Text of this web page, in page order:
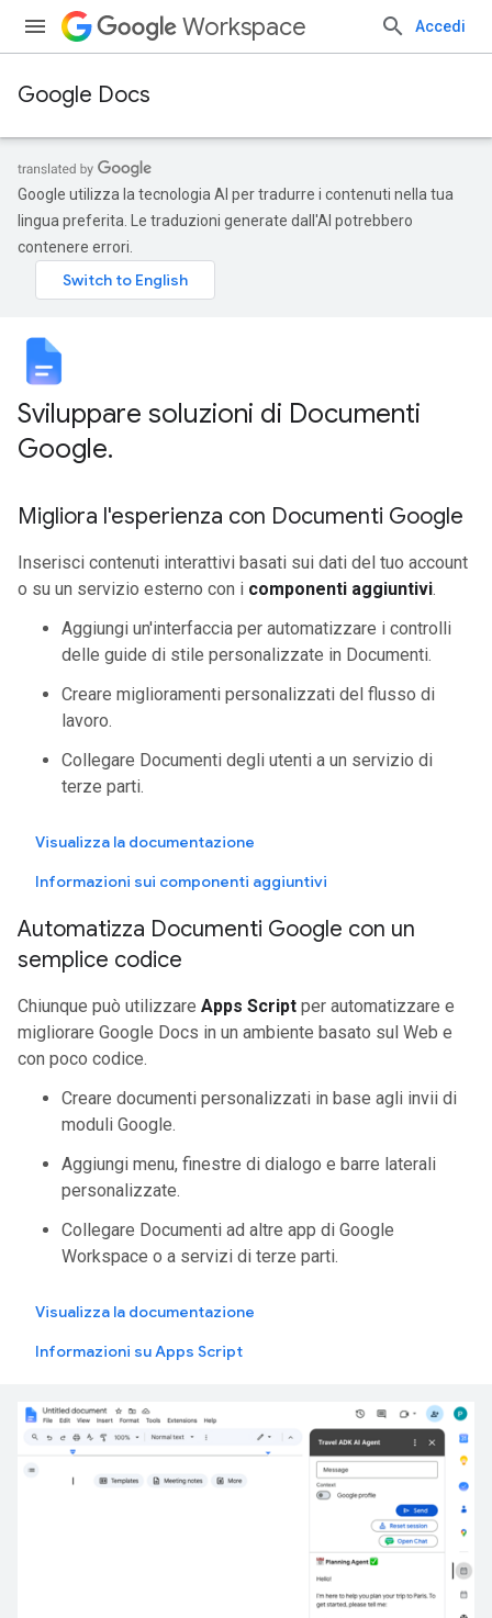
Workspace Accedi
Google Docs
Google utilizza la tecnologia AI per tradurre i contenuti nella tua
lingua preferita. Le traduzioni generate dall'AI potrebbero
contenere errori.
Sviluppare soluzioni di Documenti
Google.
Migliora l'esperienza con Documenti Google
Inserisci contenuti interattivi basati sui dati del tuo account
o su un servizio esterno con i componenti aggiuntivi.
Aggiungi un'interfaccia per automatizzare i controlli
delle guide di stile personalizzate in Documenti.
Creare miglioramenti personalizzati del flusso di
lavoro.
Collegare Documenti degli utenti a un servizio di
terze parti.
Visualizza la documentazione
Informazioni sui componenti aggiuntivi
Automatizza Documenti Google con un
semplice codice
Chiunque può utilizzare Apps Script per automatizzare e
migliorare Google Docs in un ambiente basato sul Web e
con poco codice.
Creare documenti personalizzati in base agli invii di
moduli Google.
Aggiungi menu, finestre di dialogo e barre laterali
personalizzate.
Collegare Documenti ad altre app di Google
Workspace o a servizi di terze parti.
Visualizza la documentazione
Informazioni su Apps Script